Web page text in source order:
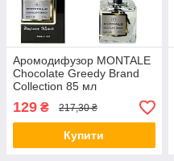
Аромодифузор MONTALE
Chocolate Greedy Brand
Collection 85 мл
129 ₴ 217,30 ₴
Купити